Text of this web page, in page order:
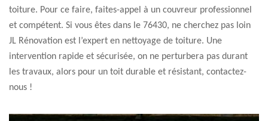
toiture. Pour ce faire, faites-appel à un couvreur professionnel
et compétent. Si vous êtes dans le 76430, ne cherchez pas loin
JL Rénovation est l’expert en nettoyage de toiture. Une
intervention rapide et sécurisée, on ne perturbera pas durant
les travaux, alors pour un toit durable et résistant, contactez-
nous !